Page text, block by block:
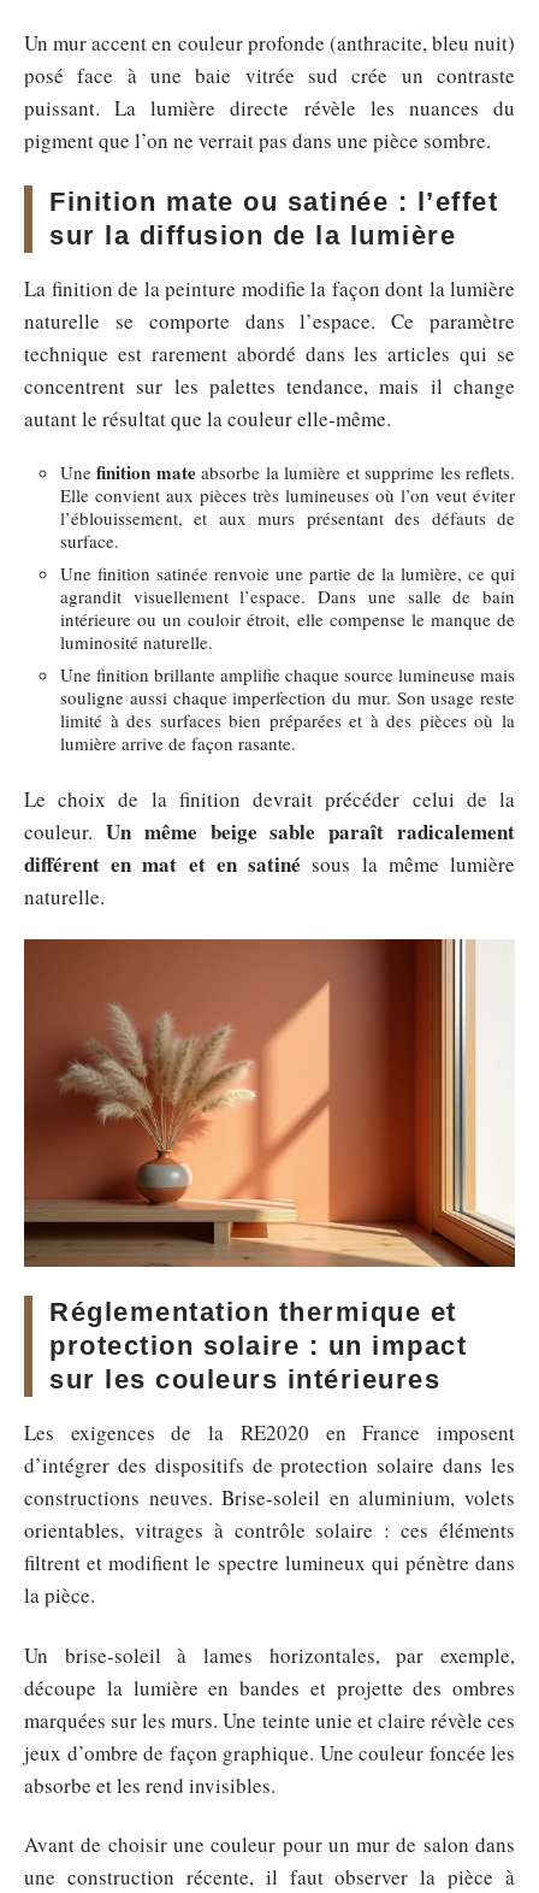
Un mur accent en couleur profonde (anthracite, bleu nuit)
posé face à une baie vitrée sud crée un contraste
puissant. La lumière directe révèle les nuances du
pigment que l’on ne verrait pas dans une pièce sombre.
Finition mate ou satinée : l’effet
sur la diffusion de la lumière
La finition de la peinture modifie la façon dont la lumière
naturelle se comporte dans l’espace. Ce paramètre
technique est rarement abordé dans les articles qui se
concentrent sur les palettes tendance, mais il change
autant le résultat que la couleur elle-même.
Unefinition mateabsorbe la lumière et supprime les reflets.
Elle convient aux pièces très lumineuses où l’on veut éviter
l’éblouissement, et aux murs présentant des défauts de
surface.
Une finition satinée renvoie une partie de la lumière, ce qui
agrandit visuellement l’espace. Dans une salle de bain
intérieure ou un couloir étroit, elle compense le manque de
luminosité naturelle.
Une finition brillante amplifie chaque source lumineuse mais
souligne aussi chaque imperfection du mur. Son usage reste
limité à des surfaces bien préparées et à des pièces où la
lumière arrive de façon rasante.
Le choix de la finition devrait précéder celui de la
couleur. Un même beige sable paraît radicalement
différent en mat et en satiné sous la même lumière
naturelle.
Réglementation thermique et
protection solaire : un impact
sur les couleurs intérieures
Les exigences de la RE2020 en France imposent
d’intégrer des dispositifs de protection solaire dans les
constructions neuves. Brise-soleil en aluminium, volets
orientables, vitrages à contrôle solaire : ces éléments
filtrent et modifient le spectre lumineux qui pénètre dans
la pièce.
Un brise-soleil à lames horizontales, par exemple,
découpe la lumière en bandes et projette des ombres
marquées sur les murs. Une teinte unie et claire révèle ces
jeux d’ombre de façon graphique. Une couleur foncée les
absorbe et les rend invisibles.
Avant de choisir une couleur pour un mur de salon dans
une construction récente, il faut observer la pièce à